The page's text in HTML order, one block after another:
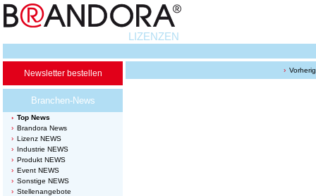
LIZENZEN
Newsletter bestellen
Branchen-News
Top News
Brandora News
Lizenz NEWS
Industrie NEWS
Produkt NEWS
Event NEWS
Sonstige NEWS
Stellenangebote